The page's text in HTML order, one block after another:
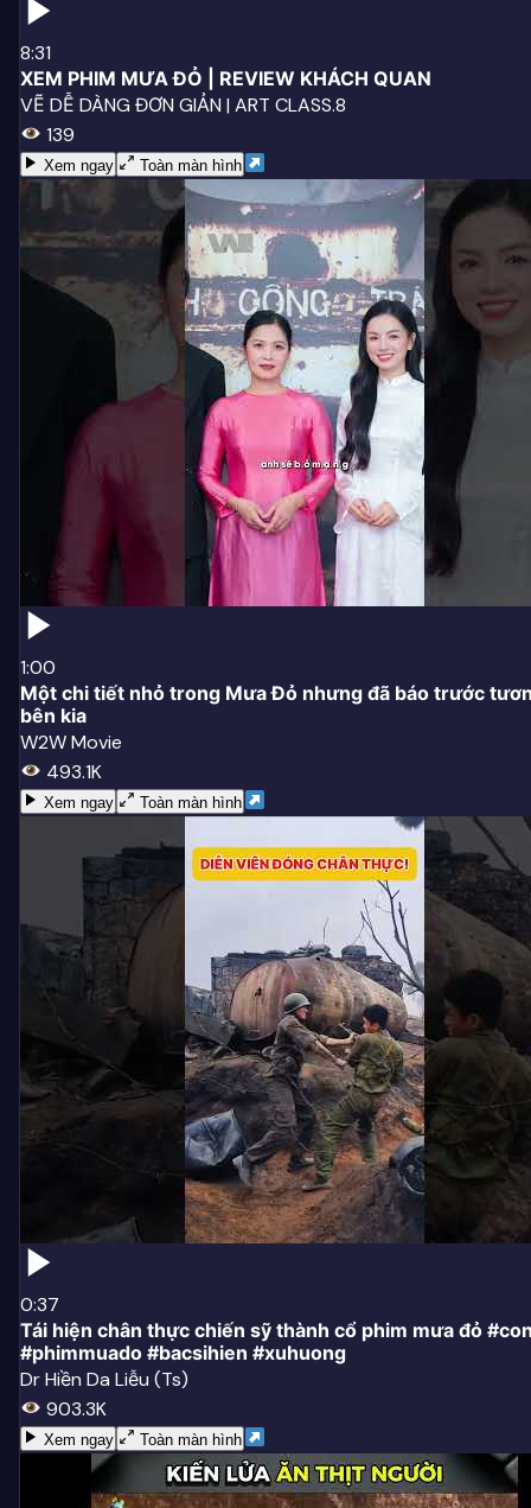
8:31
XEM PHIM MƯA ĐỎ | REVIEW KHÁCH QUAN
VẼ DỄ DÀNG ĐƠN GIẢN | ART CLASS.8
139
Xem ngay Toàn màn hình
1:00
Một chi tiết nhỏ trong Mưa Đỏ nhưng đã báo trước
bên kia
W2W Movie
493.1K
Xem ngay Toàn màn hình
0:37
Tái hiện chân thực chiến sỹ thành cổ phim mưa đỏ
#phimmuado #bacsihien #xuhuong
Dr Hiền Da Liễu (Ts)
903.3K
Xem ngay Toàn màn hình